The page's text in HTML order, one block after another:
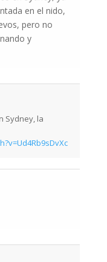
en el nido,
pero no
y
Sydney, la